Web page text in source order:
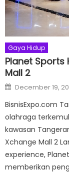
Gaya Hidup
Planet Sports
Mall 2
Posted
on
December 19,
BisnisExpo.com
olahraga
kawasan
Xchange Mall 2
experience,
memberikan